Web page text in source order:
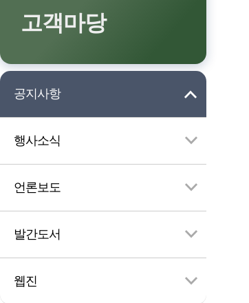
고객마당
공지사항
행사소식
언론보도
발간도서
웹진